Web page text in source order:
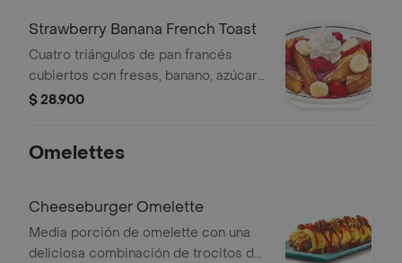
Strawberry Banana French Toast
Cuatro triángulos de pan francés
cubiertos con fresas, banano, azúcar
glas, crema chantilly y syrup de la
$ 28.900
Omelettes
Cheeseburger Omelette
Media porción de omelette con una
deliciosa combinación de trocitos de